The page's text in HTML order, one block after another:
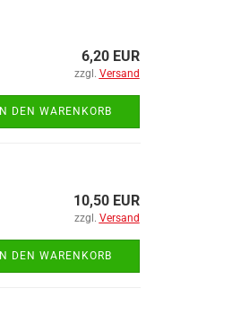
Blindniete
Federringe
6,20 EUR
zzgl. Versand
IN DEN WARENKORB
10,50 EUR
zzgl. Versand
IN DEN WARENKORB